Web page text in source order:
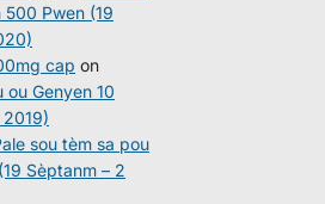
Pwen (19
cap on
ou Genyen 10
sou tèm sa pou
Sèptanm – 2